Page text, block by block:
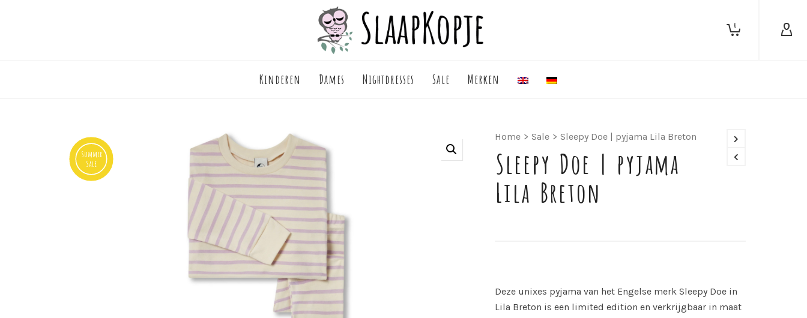
0
Kinderen Dames Nightdresses Sale Merken
Summer
Sale
Home > Sale > Sleepy Doe | pyjama Lila Breton
Sleepy Doe | pyjama
Lila Breton
Deze unixes pyjama van het Engelse merk Sleepy Doe in
Lila Breton is een limited edition en verkrijgbaar in maat